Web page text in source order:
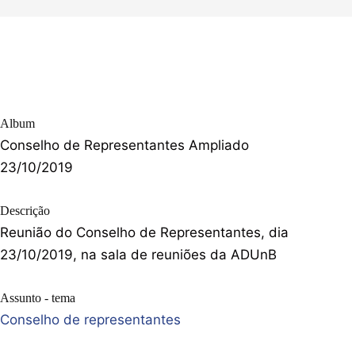
Album
Conselho de Representantes Ampliado
23/10/2019
Descrição
Reunião do Conselho de Representantes, dia
23/10/2019, na sala de reuniões da ADUnB
Assunto - tema
Conselho de representantes